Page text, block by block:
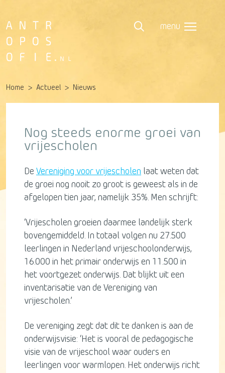
menu
Home Actueel Nieuws
Nog steeds enorme groei van
vrijescholen
De Vereniging voor vrijescholen laat weten dat
de groei nog nooit zo groot is geweest als in de
afgelopen tien jaar, namelijk 35%. Men schrijft:
‘Vrijescholen groeien daarmee landelijk sterk
bovengemiddeld. In totaal volgen nu 27.500
leerlingen in Nederland vrijeschoolonderwijs,
16.000 in het primair onderwijs en 11.500 in
het voortgezet onderwijs. Dat blijkt uit een
inventarisatie van de Vereniging van
vrijescholen.’
De vereniging zegt dat dit te danken is aan de
onderwijsvisie: ‘Het is vooral de pedagogische
visie van de vrijeschool waar ouders en
leerlingen voor warmlopen. Het onderwijs richt